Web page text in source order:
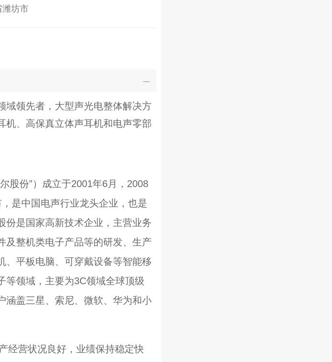
潍坊市
域领先者，大型声光电整体解决方
机、高保真立体声耳机和电声零部
股份”）成立于2001年6月，2008
是中国电声行业龙头企业，也是
份是国家高新技术企业，主营业务
及整机类电子产品等的研发、生产
、平板电脑、可穿戴设备等智能移
等领域，主要为3C领域全球顶级
涵盖三星、索尼、微软、华为和小
经营状况良好，业绩保持稳定快